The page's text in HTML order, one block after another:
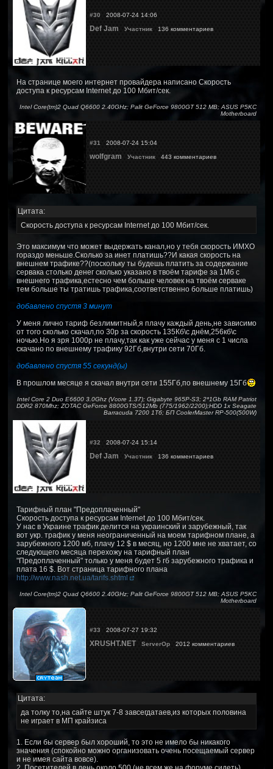
#30 2008-07-24 14:06
Def Jam Участник 136 комментариев
На странице моего интернет провайдера написано Скорость
доступа к ресурсам Internet до 100 Мбит/сек.
Intel Core(tm)2 Quad Q6600 2.40GHz; Palit GeForce 9800GT 512 MB; ASUS P5KC
Motherboard
#31 2008-07-24 15:04
wolfgram Участник 443 комментариев
Цитата:
Скорость доступа к ресурсам Internet до 100 Мбит/сек.
Это максимум что может выдержать канал,но у тебя скорость ИМХО
гораздо меньше.Сколько за инет платишь??И какая скорость на
внешнем трафике??(поскольку ты будешь платить за содержание
сервака столько денег сколько указано в твоём тарифе за 1Мб с
внешнего трафика,естесно чем больше человек на твоём серваке
тем больше ты тратишь трафика,соответственно больше платишь)
добавлено спустя 3 минут
У меня лично тариф безлимитный,я плачу каждый день,не зависимо
от того сколько скачал,по 30р за скорость 135Кб\с днём,256кб\с
ночью.Но я зря 1000р не плачу,так как уже сейчас у меня с 1 числа
скачано по внешнему трафику 92Гб,внутри сети 70Гб.
добавлено спустя 55 секунд(ы)
В прошлом месяце я скачал внутри сети 155Гб,по внешнему 15Гб
Intel Core 2 Duo E6600 3.0Ghz (Vcore 1.37); Gigabyte 965P-S3; 2*1Gb RAM Patriot
DDR2 870Mhz; ZOTAC GeForce 8800GTS/512Mb (775/1962/2200);HDD 1x Seagate
Barracuda 7200 1Тб; БП CoolerMaster RP-500(500W)
#32 2008-07-24 15:14
Def Jam Участник 136 комментариев
Тарифный план "Предоплаченный"
Скорость доступа к ресурсам Internet до 100 Мбит/сек.
У нас в Украине трафик делится на украинский и зарубежный, так
вот укр. трафик у меня неограниченный на моем тарифном плане, а
зарубежного 1200 мб, плачу 12 $ в месяц, но 1200 мне не хватает, со
следующего месяца перехожу на тарифный план
"Предоплаченный" только у меня будет 5 гб зарубежного трафика и
плата 16 $. Вот страница тарифного плана
http://www.nash.net.ua/tarifs.shtml
Intel Core(tm)2 Quad Q6600 2.40GHz; Palit GeForce 9800GT 512 MB; ASUS P5KC
Motherboard
#33 2008-07-27 19:32
XRUSHT.NET ServerOp 2012 комментариев
Цитата:
да толку то,на сайте штук 7-8 завсегдатаев,из которых половина
не играет в МП крайзиса
1. Если бы сервер был хороший, то это не имело бы никакого
значения (спокойно можно организовать очень посещаемый сервер
и не имея сайта вовсе).